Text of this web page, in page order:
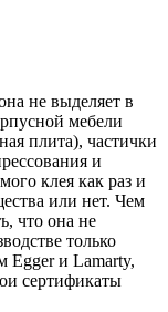
не выделяет в
мебели
плита), частички
и
клея как раз и
или нет. Чем
что она не
только
и Lamarty,
сертификаты